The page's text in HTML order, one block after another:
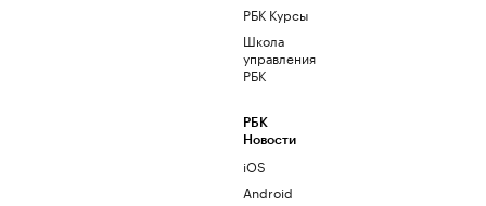
РБК Курсы
Школа
управления
РБК
РБК
Новости
iOS
Android